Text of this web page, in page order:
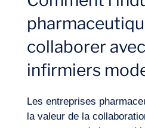
collaborer
infirmiers
Les entreprises
la valeur de la